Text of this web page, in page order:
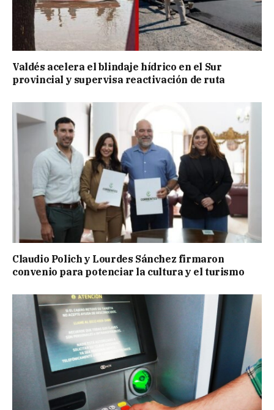
Valdés acelera el blindaje hídrico en el Sur
provincial y supervisa reactivación de ruta
Claudio Polich y Lourdes Sánchez firmaron
convenio para potenciar la cultura y el turismo